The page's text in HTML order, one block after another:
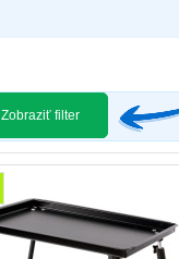
Zobraziť filter